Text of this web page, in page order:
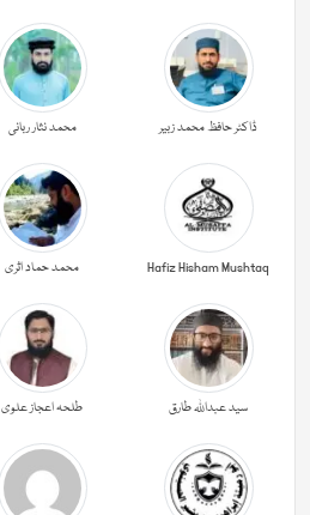
ڈاکٹر حافظ محمد زبیر محمد نثار ربانی
Hafiz Hisham Mushtaq محمد حماد اثری
سید عبداللہ طارق طلحہ اعجاز علوی